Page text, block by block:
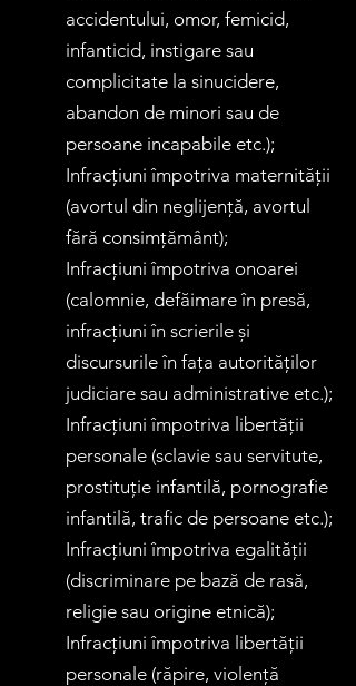
accidentului, omor, femicid,
infanticid, instigare sau
complicitate la sinucidere,
abandon de minori sau de
persoane incapabile etc.);
Infracțiuni împotriva maternității
(avortul din neglijență, avortul
fără consimțământ);
Infracțiuni împotriva onoarei
(calomnie, defăimare în presă,
infracțiuni în scrierile și
discursurile în fața autorităților
judiciare sau administrative etc.);
Infracțiuni împotriva libertății
personale (sclavie sau servitute,
prostituție infantilă, pornografie
infantilă, trafic de persoane etc.);
Infracțiuni împotriva egalității
(discriminare pe bază de rasă,
religie sau origine etnică);
Infracțiuni împotriva libertății
personale (răpire, violență